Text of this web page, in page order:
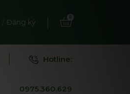
/ Đăng ký
0
Hotline:
0975.360.629